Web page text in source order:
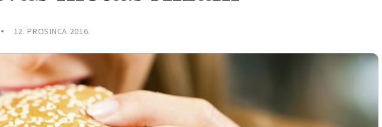
12. PROSINCA 2016.